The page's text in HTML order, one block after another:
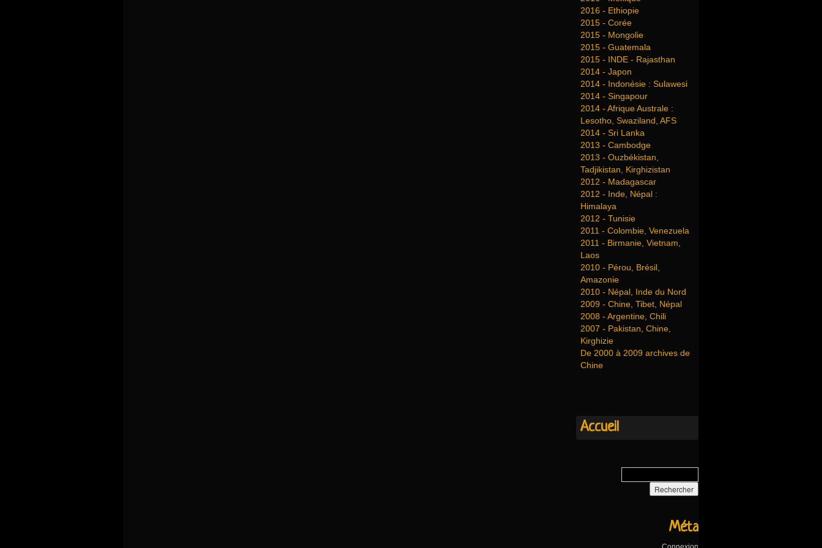
2016 - Ethiopie
2015 - Corée
2015 - Mongolie
2015 - Guatemala
2015 - INDE - Rajasthan
2014 - Japon
2014 - Indonésie : Sulawesi
2014 - Singapour
2014 - Afrique Australe :
Lesotho, Swaziland, AFS
2014 - Sri Lanka
2013 - Cambodge
2013 - Ouzbékistan,
Tadjikistan, Kirghizistan
2012 - Madagascar
2012 - Inde, Népal :
Himalaya
2012 - Tunisie
2011 - Colombie, Venezuela
2011 - Birmanie, Vietnam,
Laos
2010 - Pérou, Brésil,
Amazonie
2010 - Népal, Inde du Nord
2009 - Chine, Tibet, Népal
2008 - Argentine, Chili
2007 - Pakistan, Chine,
Kirghizie
De 2000 à 2009 archives de
Chine
Accueil
Méta